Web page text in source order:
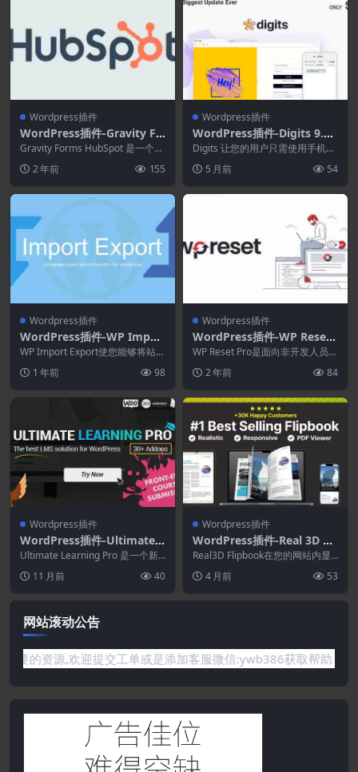
Wordpress插件
WordPress插件-Gravity Fo
rms HubSpot Add-Ons 2.
1.0
Gravity Forms HubSpot 是一个强
2 年前 155
Wordpress插件
WordPress插件-Digits 9.0.
0.2–WordPress手机号码OT
P注册和登录表单
Digits 让您的用户只需使用手机号
查电子邮件。...
5 月前 54
Wordpress插件
WordPress插件-WP Impor
t Export 4.0.15
WP Import Export使您能够将站点
可以...1 年前 98
Wordpress插件
WordPress插件-WP Reset
Pro 6.16.0-WordPress开发
插件
WP Reset Pro是面向非开发人员的
2 年前 84
Wordpress插件
WordPress插件-Ultimate L
earning Pro WordPress Pl
ugin 3.9.2
Ultimate Learning Pro 是一个新
的 WordPress LM...
11 月前 40
Wordpress插件
WordPress插件-Real 3D Fli
pBook PDF Viewer WordP
ress Plugin 4.20.0
Real3D Flipbook在您的网站内显
示了您的PDF-S或图像作为超现实
的...4 月前 53
网站滚动公告
有你需要的资源,欢迎提交工单或是添加客服微信:ywb386获取帮